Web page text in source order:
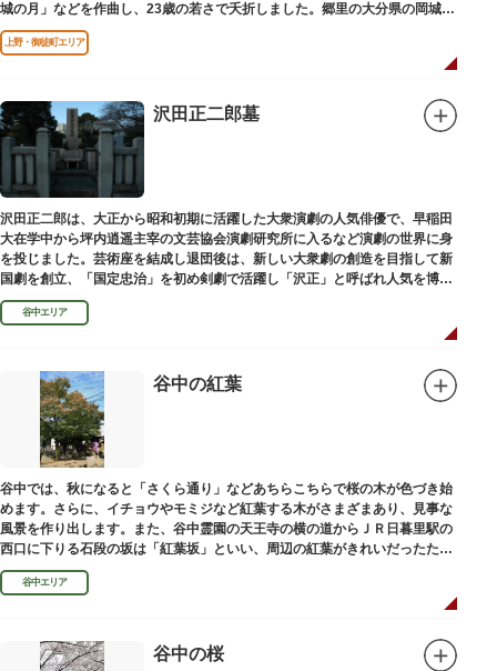
城の月」などを作曲し、23歳の若さで夭折しました。郷里の大分県の岡城趾
にも同じ像が置かれています。
上野・御徒町エリア
沢田正二郎墓
沢田正二郎は、大正から昭和初期に活躍した大衆演劇の人気俳優で、早稲田
大在学中から坪内逍遥主宰の文芸協会演劇研究所に入るなど演劇の世界に身
を投じました。芸術座を結成し退団後は、新しい大衆劇の創造を目指して新
国劇を創立、「国定忠治」を初め剣劇で活躍し「沢正」と呼ばれ人気を博し
ました。お墓は谷中霊園にあります。
谷中エリア
谷中の紅葉
谷中では、秋になると「さくら通り」などあちらこちらで桜の木が色づき始
めます。さらに、イチョウやモミジなど紅葉する木がさまざまあり、見事な
風景を作り出します。また、谷中霊園の天王寺の横の道からＪＲ日暮里駅の
西口に下りる石段の坂は「紅葉坂」といい、周辺の紅葉がきれいだったため
このように命名されたという説があります。
谷中エリア
谷中の桜